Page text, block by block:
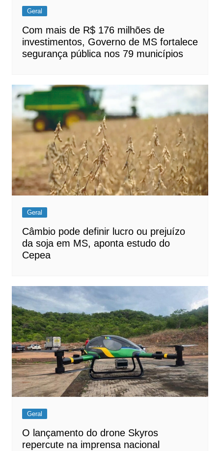
Geral
Com mais de R$ 176 milhões de
investimentos, Governo de MS fortalece
segurança pública nos 79 municípios
Geral
Câmbio pode definir lucro ou prejuízo
da soja em MS, aponta estudo do
Cepea
Geral
O lançamento do drone Skyros
repercute na imprensa nacional